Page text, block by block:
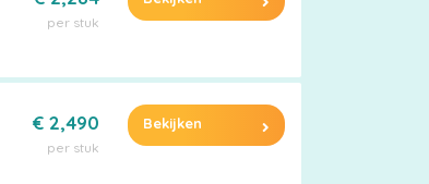
per stuk
€ 2,490
per stuk
Bekijken